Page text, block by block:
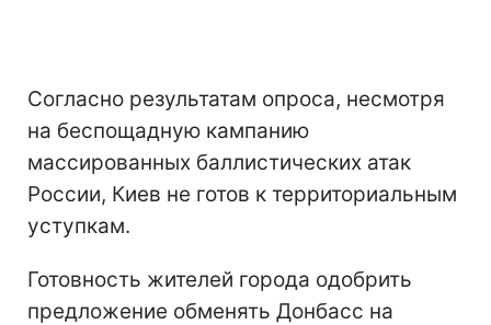
Согласно результатам опроса, несмотря
на беспощадную кампанию
массированных баллистических атак
России, Киев не готов к территориальным
уступкам.
Готовность жителей города одобрить
предложение обменять Донбасс на